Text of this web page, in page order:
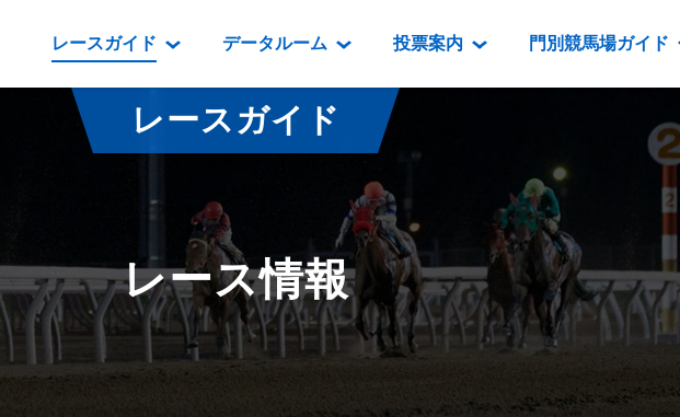
レースガイド
レース情報
払戻金一覧
騎手成績表
馬番成績表
オッズ
番組・級別表ダウンロード
開催カレンダー
重賞競走体系図
スタリオンシリーズ競走
道内の発売情報(PDF)
データルーム
データルーム
騎手・調教師紹介
坂路調教映像
遠征馬情報
番組編成要領
映像コンテンツ
重賞競走VTR
重賞競走参考VTR
レースダイジェスト
新馬ダイジェスト
投票案内
電話・インターネット投票
場外発売所
実況・テレホンサービス
発売・払戻
門別競馬場ガイド
門別競馬場情報
門別競馬場グルメ
とねっこジンギスカン
いずみ食堂
ルンビニフードカフェ
勝馬屋
レースガイド
レース情報